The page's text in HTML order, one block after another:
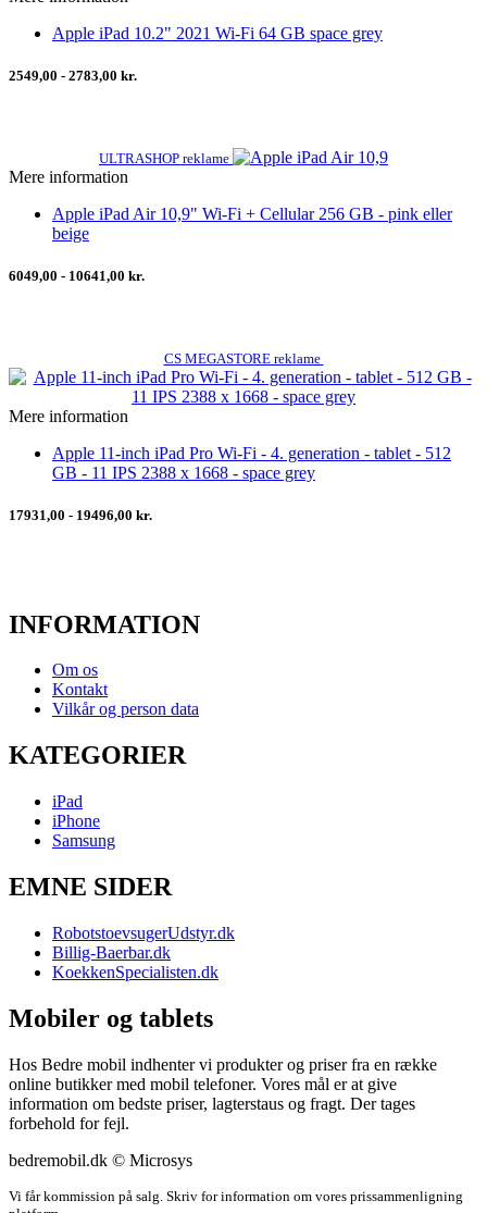
Apple iPad 10.2" 2021 Wi-Fi 64 GB space grey
2549,00 - 2783,00 kr.
ULTRASHOP reklame
Mere information
Apple iPad Air 10,9" Wi-Fi + Cellular 256 GB - pink eller
beige
6049,00 - 10641,00 kr.
CS MEGASTORE reklame
Mere information
Apple 11-inch iPad Pro Wi-Fi - 4. generation - tablet - 512
GB - 11 IPS 2388 x 1668 - space grey
17931,00 - 19496,00 kr.
INFORMATION
Om os
Kontakt
Vilkår og person data
KATEGORIER
iPad
iPhone
Samsung
EMNE SIDER
RobotstoevsugerUdstyr.dk
Billig-Baerbar.dk
KoekkenSpecialisten.dk
Mobiler og tablets
Hos Bedre mobil indhenter vi produkter og priser fra en række
online butikker med mobil telefoner. Vores mål er at give
information om bedste priser, lagterstaus og fragt. Der tages
forbehold for fejl.
bedremobil.dk © Microsys
Vi får kommission på salg. Skriv for information om vores prissammenligning